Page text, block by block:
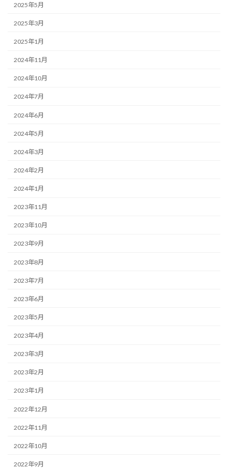
2025年5月
2025年3月
2025年1月
2024年11月
2024年10月
2024年7月
2024年6月
2024年5月
2024年3月
2024年2月
2024年1月
2023年11月
2023年10月
2023年9月
2023年8月
2023年7月
2023年6月
2023年5月
2023年4月
2023年3月
2023年2月
2023年1月
2022年12月
2022年11月
2022年10月
2022年9月